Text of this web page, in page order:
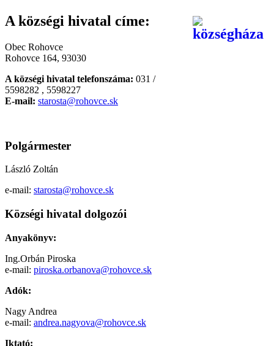
A községi hivatal címe:
Obec Rohovce
Rohovce 164, 93030
A községi hivatal telefonszáma: 031 /
5598282 , 5598227
E-mail: starosta@rohovce.sk
Polgármester
László Zoltán
e-mail: starosta@rohovce.sk
Községi hivatal dolgozói
Anyakönyv:
Ing.Orbán Piroska
e-mail: piroska.orbanova@rohovce.sk
Adók:
Nagy Andrea
e-mail: andrea.nagyova@rohovce.sk
Iktató: